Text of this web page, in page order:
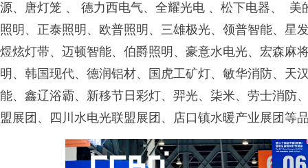
源、唐灯笼 、 德力西电气、全耀光电 、松下电器、
照明、正泰照明、欧普照明、三雄极光、领普智能、星
煜炫灯带、迈顿智能、伯爵照明、豪意水电光、宏森麻
明、韩国现代、德润铝材、国虎工矿灯、敏华消防、天
能、鑫辽浴霸、新移节日彩灯、羿光、柒米、劳士消防
盟展团、四川水电光联盟展团、店口镇水暖产业展团等